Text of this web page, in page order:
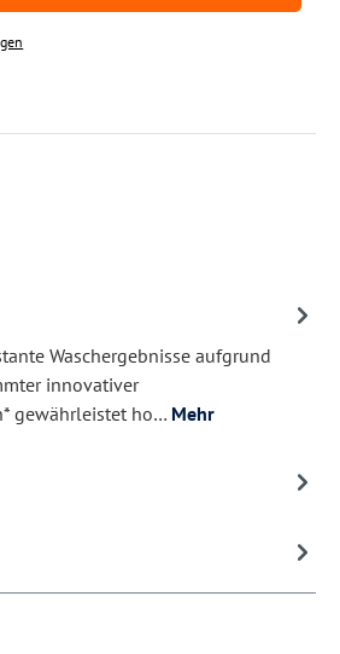
Waschergebnisse aufgrund
innovativer
gewährleistet ho… Mehr